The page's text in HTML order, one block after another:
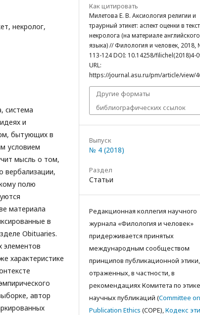
некролог,
система
и
бытующих в
условием
мысль о том,
вербализации,
полю
материала
в
Obituaries.
элементов
характеристике
автор
Как цитировать
Милетова Е. В. Аксиология религии и
траурный этикет: аспект оценки в
некролога (на материале английского
языка) // Филология и человек, 2018,
113-124 DOI: 10.14258/filichel(2018)4-
URL:
https://journal.asu.ru/pm/article/view/
Другие форматы
библиографических ссылок
Выпуск
№ 4 (2018)
Раздел
Статьи
Редакционная коллегия научного
журнала «Филология и человек»
придерживается принятых
международным сообществом
принципов публикационной этики,
отраженных, в частности, в
рекомендациях Комитета по этике
научных публикаций (Committee on
Publication Ethics (COPE),Кодекс